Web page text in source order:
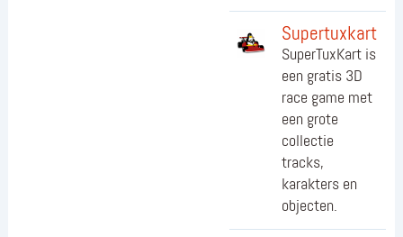
Supertuxkart
SuperTuxKart is
een gratis 3D
race game met
een grote
collectie
tracks,
karakters en
objecten.